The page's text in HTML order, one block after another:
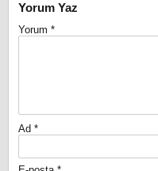
Yorum Yaz
Yorum *
Ad *